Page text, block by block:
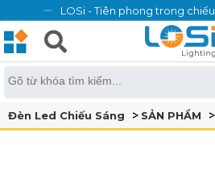
LOSi - Tiên phong trong
Đèn Led Chiếu Sáng SẢN PHẨM